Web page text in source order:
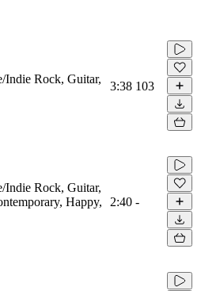
Indie Rock, Guitar,
3:38 103
Indie Rock, Guitar,
Happy,
2:40 -